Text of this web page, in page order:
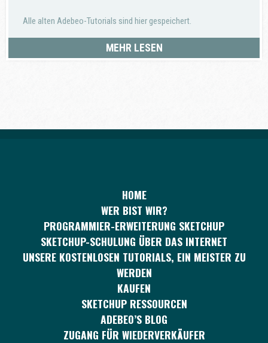
Alle alten Adebeo-Tutorials sind hier gespeichert.
MEHR LESEN
HOME
WER BIST WIR?
PROGRAMMIER-ERWEITERUNG SKETCHUP
SKETCHUP-SCHULUNG ÜBER DAS INTERNET
UNSERE KOSTENLOSEN TUTORIALS, EIN MEISTER ZU
WERDEN
KAUFEN
SKETCHUP RESSOURCEN
ADEBEO’S BLOG
ZUGANG FÜR WIEDERVERKÄUFER